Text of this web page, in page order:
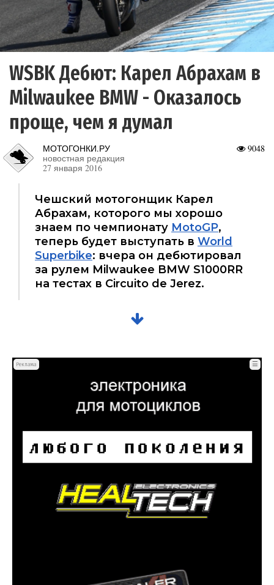
WSBK Дебют: Карел Абрахам в
Milwaukee BMW - Оказалось
проще, чем я думал
9048
МОТОГОНКИ.РУ
новостная редакция
27 января 2016
Чешский мотогонщик Карел
Абрахам, которого мы хорошо
знаем по чемпионату MotoGP,
теперь будет выступать в World
Superbike: вчера он дебютировал
за рулем Milwaukee BMW S1000RR
на тестах в Circuito de Jerez.
Реклама ☰